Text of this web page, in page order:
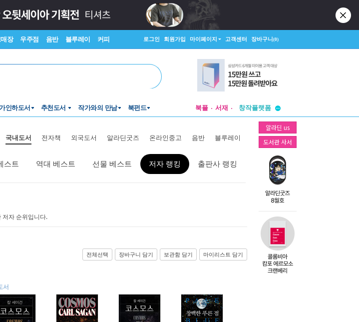
장 우주점 음반 블루레이 커피 로그인 회원가입 마이페이지 고객센터 장바구니(0)
인하도서 추천도서 작가와의 만남 북펀드 북플 서재
투비컨티뉴드
창작플랫폼
투비컨티뉴드
알라딘 us
도서관 사서
국내도서 전자책 외국도서 알라딘굿즈 온라인중고 음반 블루레이
스트 역대 베스트 선물 베스트 저자 랭킹 출판사 랭킹
저자 순위입니다.
전체선택 장바구니 담기 보관함 담기 마이리스트 담기
서